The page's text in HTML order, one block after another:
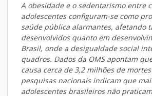
A obesidade e o sedentarismo entre
adolescentes configuram-se como
saúde pública alarmantes, afetando
desenvolvidos quanto em
Brasil, onde a desigualdade social
quadros. Dados da OMS apontam
causa cerca de 3,2 milhões de
pesquisas nacionais indicam que
adolescentes brasileiros não